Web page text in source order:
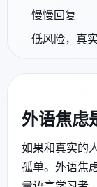
外语焦虑
如果和真实的
孤单。外语焦
慢慢回复
低风险，真